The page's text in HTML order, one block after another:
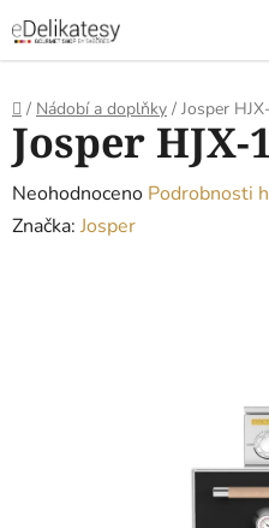
na
obsah
Domů
/ Nádobí a doplňky / Josper
Josper
Průměrné
hodnocení
Neohodnoceno Podrobnosti
Značka: Josper